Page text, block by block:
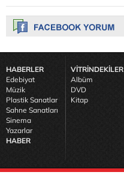
HABERLER
Edebiyat
Müzik
Plastik Sanatlar
Sahne Sanatları
Sinema
Yazarlar
HABER
VİTRİNDEKİLER
Albüm
DVD
Kitap